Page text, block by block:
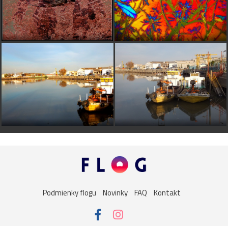
Podmienky flogu Novinky FAQ Kontakt